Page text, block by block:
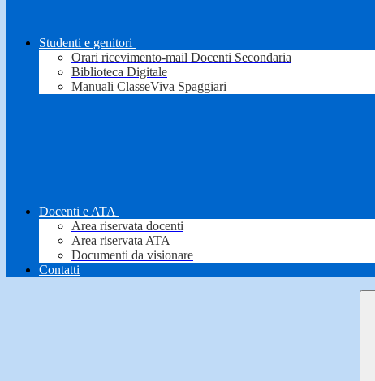
Studenti e genitori
Orari ricevimento-mail Docenti Secondaria
Biblioteca Digitale
Manuali ClasseViva Spaggiari
Docenti e ATA
Area riservata docenti
Area riservata ATA
Documenti da visionare
Contatti